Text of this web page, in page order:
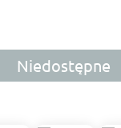
Niedostępne